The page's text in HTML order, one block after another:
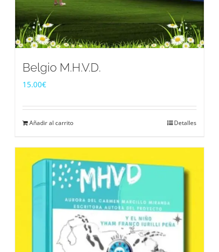
Belgio M.H.V.D.
15.00€
Añadir al carrito Detalles